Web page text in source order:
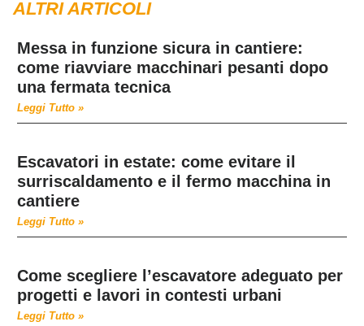
ALTRI ARTICOLI
Messa in funzione sicura in cantiere:
come riavviare macchinari pesanti dopo
una fermata tecnica
Leggi Tutto »
Escavatori in estate: come evitare il
surriscaldamento e il fermo macchina in
cantiere
Leggi Tutto »
Come scegliere l’escavatore adeguato per
progetti e lavori in contesti urbani
Leggi Tutto »